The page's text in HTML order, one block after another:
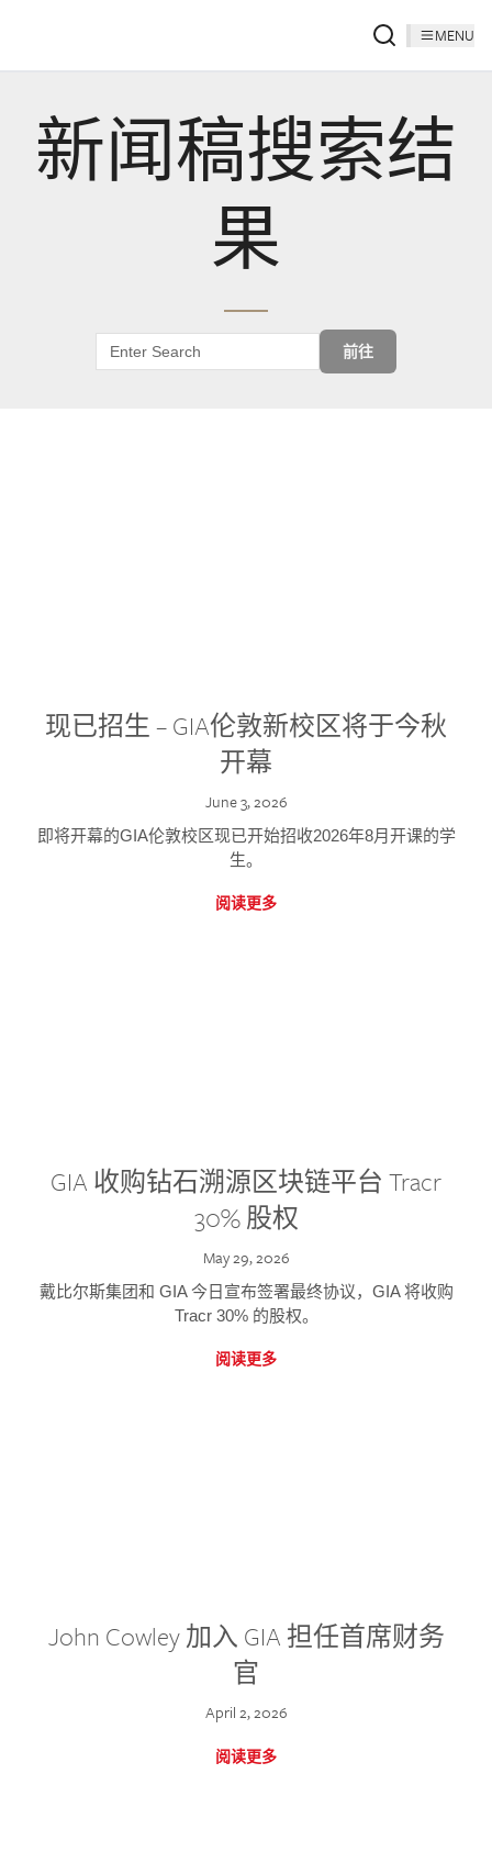
MENU
新闻稿搜索结
果
前往
现已招生 – GIA伦敦新校区将于今秋
开幕
June 3, 2026
即将开幕的GIA伦敦校区现已开始招收2026年8月开课的学
生。
阅读更多
GIA 收购钻石溯源区块链平台 Tracr
30% 股权
May 29, 2026
戴比尔斯集团和 GIA 今日宣布签署最终协议，GIA 将收购
Tracr 30% 的股权。
阅读更多
John Cowley 加入 GIA 担任首席财务
官
April 2, 2026
阅读更多